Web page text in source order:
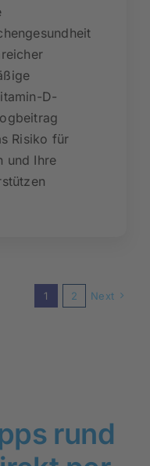
D-
Risiko für
und Ihre
1 2 Next
rund